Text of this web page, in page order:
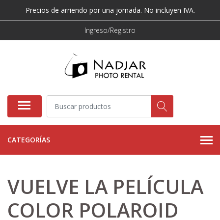
Precios de arriendo por una jornada. No incluyen IVA.
Ingreso/Registro
CATEGORÍAS
VUELVE LA PELÍCULA
COLOR POLAROID